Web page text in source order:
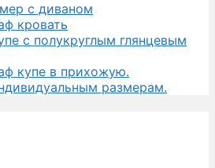
с диваном
кровать
с полукруглым глянцевым
купе в прихожую.
размерам.